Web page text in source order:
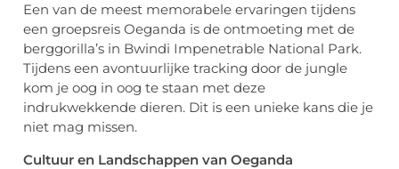
Een van de meest memorabele ervaringen tijdens
een groepsreis Oeganda is de ontmoeting met de
berggorilla’s in Bwindi Impenetrable National Park.
Tijdens een avontuurlijke tracking door de jungle
kom je oog in oog te staan met deze
indrukwekkende dieren. Dit is een unieke kans die je
niet mag missen.
Cultuur en Landschappen van Oeganda